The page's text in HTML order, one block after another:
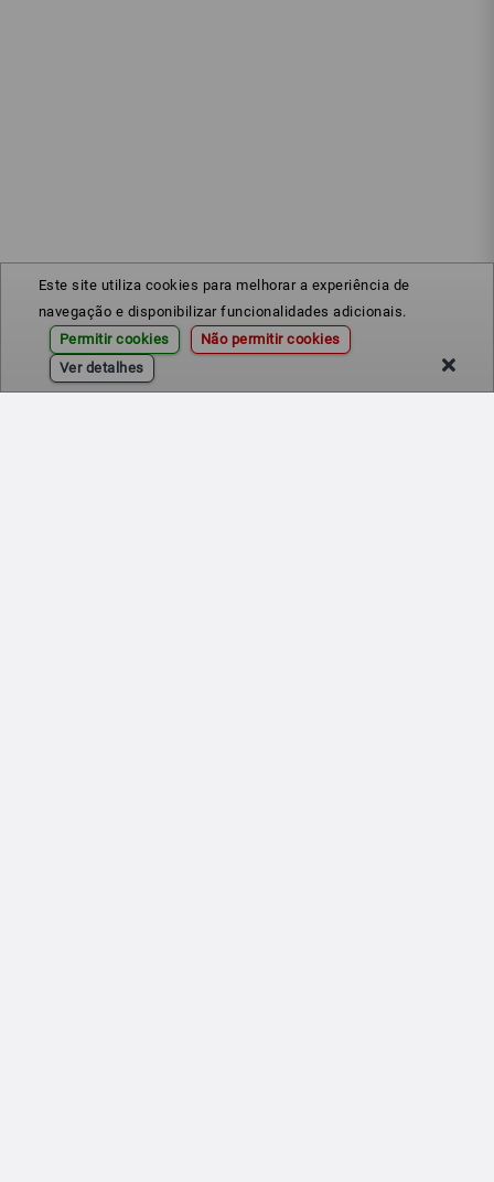
Este site utiliza cookies para melhorar a experiência de
navegação e disponibilizar funcionalidades adicionais.
Permitir cookies
Não permitir cookies
Ver detalhes